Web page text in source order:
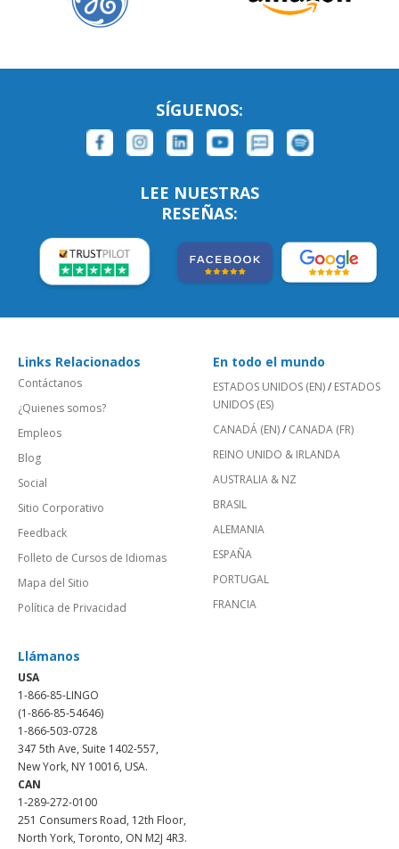
SÍGUENOS:
LEE NUESTRAS
RESEÑAS:
Links Relacionados
Contáctanos
¿Quienes somos?
Empleos
Blog
Social
Sitio Corporativo
Feedback
Folleto de Cursos de Idiomas
Mapa del Sitio
Política de Privacidad
En todo el mundo
ESTADOS UNIDOS (EN)/ ESTADOS
UNIDOS (ES)
CANADÁ (EN)/ CANADA (FR)
REINO UNIDO & IRLANDA
AUSTRALIA & NZ
BRASIL
ALEMANIA
ESPAÑA
PORTUGAL
FRANCIA
Llámanos
USA
1-866-85-LINGO
(1-866-85-54646)
1-866-503-0728
347 5th Ave, Suite 1402-557,
New York, NY 10016, USA.
CAN
1-289-272-0100
251 Consumers Road, 12th Floor,
North York, Toronto, ON M2J 4R3.